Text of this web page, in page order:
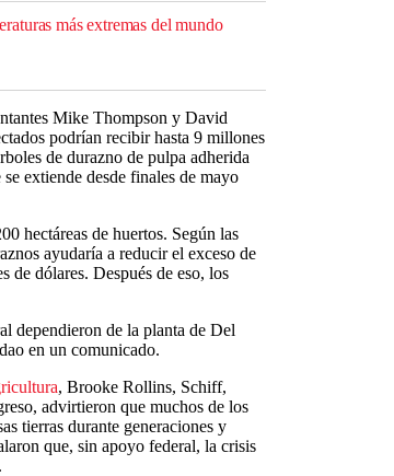
más extremas del mundo
Mike Thompson y David
podrían recibir hasta 9 millones
de durazno de pulpa adherida
extiende desde finales de mayo
hectáreas de huertos. Según las
ayudaría a reducir el exceso de
de dólares. Después de eso, los
dependieron de la planta de Del
en un comunicado.
, Brooke Rollins, Schiff,
advirtieron que muchos de los
tierras durante generaciones y
que, sin apoyo federal, la crisis